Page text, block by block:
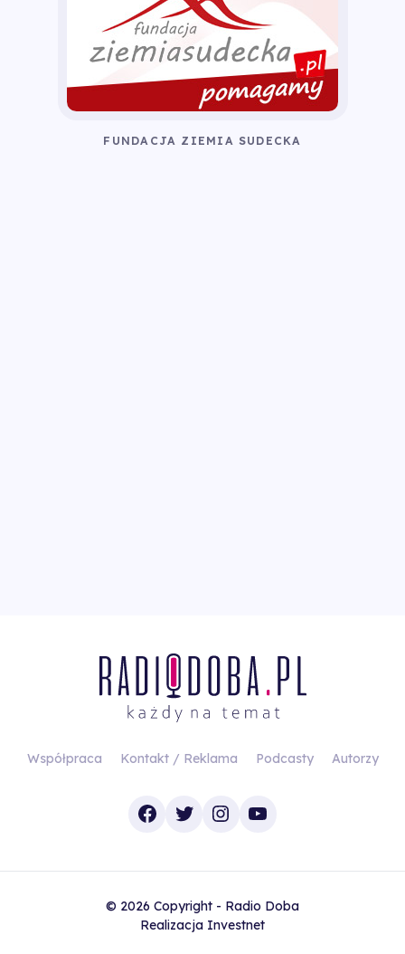
FUNDACJA ZIEMIA SUDECKA
Współpraca Kontakt / Reklama Podcasty Autorzy
Facebook
TwitterInstagram
YouTube
© 2026 Copyright - Radio Doba
Realizacja Investnet